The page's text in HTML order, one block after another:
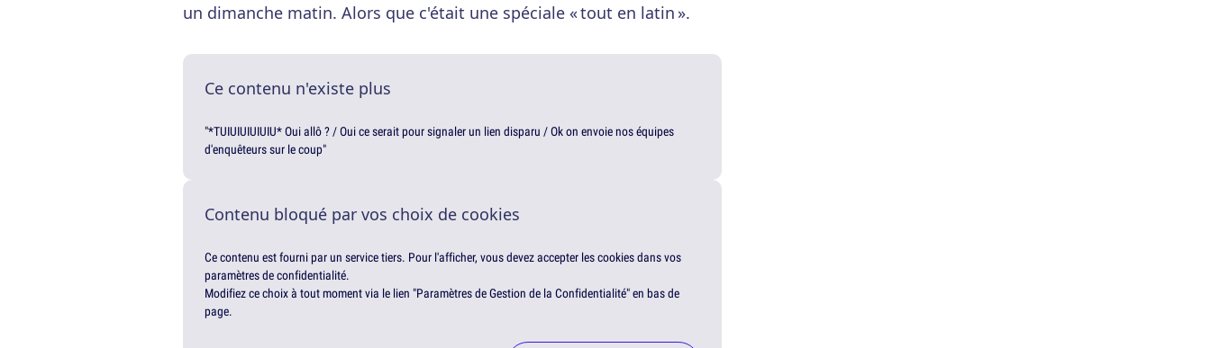
un dimanche matin. Alors que c'était une spéciale « tout en latin ».
Ce contenu n'existe plus
"*TUIUIUIUIUIU* Oui allô ? / Oui ce serait pour signaler un lien disparu / Ok on envoie nos équipes
d'enquêteurs sur le coup"
Contenu bloqué par vos choix de cookies
Ce contenu est fourni par un service tiers. Pour l'afficher, vous devez accepter les cookies dans vos
paramètres de confidentialité.
Modifiez ce choix à tout moment via le lien "Paramètres de Gestion de la Confidentialité" en bas de
page.